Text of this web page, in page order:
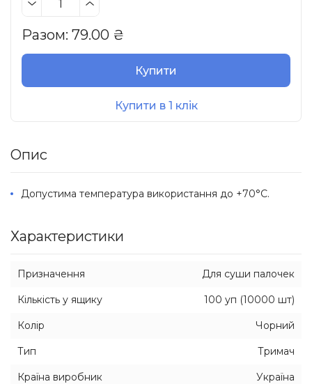
Разом: 79.00 ₴
Купити
Купити в 1 клік
Опис
Допустима температура використання до +70°C.
Характеристики
Призначення Для суши палочек
Кількість у ящику 100 уп (10000 шт)
Колір Чорний
Тип Тримач
Країна виробник Україна